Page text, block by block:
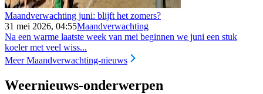
Maandverwachting juni: blijft het zomers?
31 mei 2026, 04:55Maandverwachting
Na een warme laatste week van mei beginnen we juni een stuk
koeler met veel wiss...
Meer Maandverwachting-nieuws
Weernieuws-onderwerpen